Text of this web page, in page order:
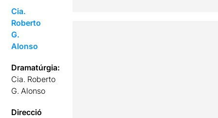
Cia.
Roberto
G.
Alonso
Dramatúrgia:
Cia. Roberto
G. Alonso
Direcció